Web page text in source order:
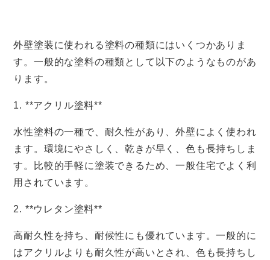
外壁塗装に使われる塗料の種類にはいくつかありま
す。一般的な塗料の種類として以下のようなものがあ
ります。
1. **アクリル塗料**
水性塗料の一種で、耐久性があり、外壁によく使われ
ます。環境にやさしく、乾きが早く、色も長持ちしま
す。比較的手軽に塗装できるため、一般住宅でよく利
用されています。
2. **ウレタン塗料**
高耐久性を持ち、耐候性にも優れています。一般的に
はアクリルよりも耐久性が高いとされ、色も長持ちし